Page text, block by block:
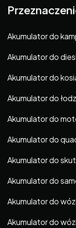
Akumulator do
Akumulator do
Akumulator do
Akumulator do
Akumulator do
Akumulator do
Akumulator do
Akumulator do
Akumulator do
Akumulator do